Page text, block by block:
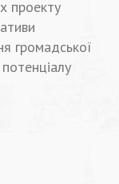
проекту
громадської